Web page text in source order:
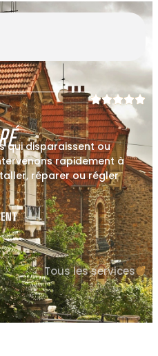
qui disparaissent ou
rapidement à
réparer ou régler
Tous les services